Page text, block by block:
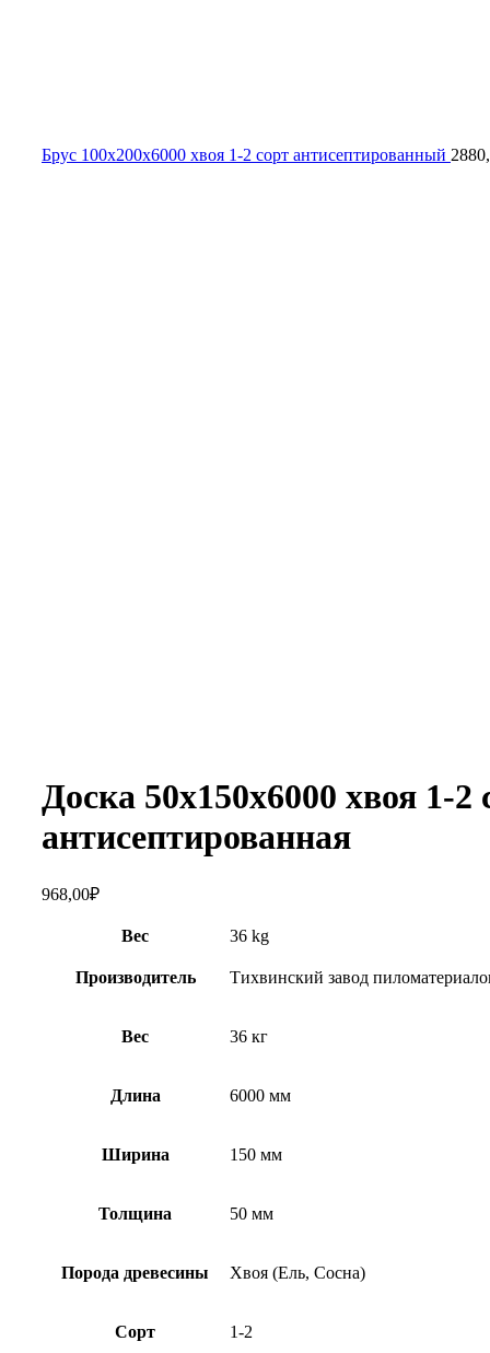
Брус 100х200х6000 хвоя 1-2 сорт антисептированный
Доска 50х150х6000 хвоя 1-2
антисептированная
968,00₽
Вес 36 kg
Производитель Тихвинский завод
Вес 36 кг
Длина 6000 мм
Ширина 150 мм
Толщина 50 мм
Порода древесины Хвоя (Ель, Сосна)
Сорт 1-2